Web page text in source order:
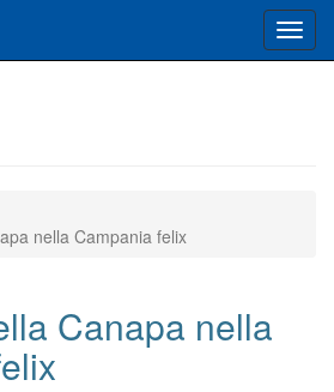
nella Campania felix
Canapa nella